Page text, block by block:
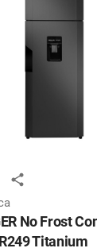
No Frost
Titanium